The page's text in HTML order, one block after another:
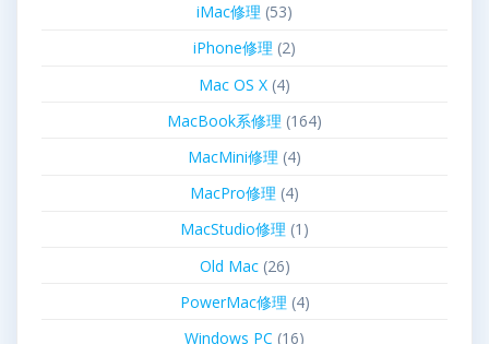
iMac修理 (53)
iPhone修理 (2)
Mac OS X (4)
MacBook系修理 (164)
MacMini修理 (4)
MacPro修理 (4)
MacStudio修理 (1)
Old Mac(26)
PowerMac修理 (4)
Windows PC (16)